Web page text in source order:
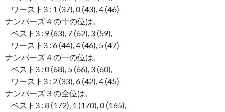
ワースト3 : 1 (37), 0 (43), 4 (46)
ナンバーズ４の十の位は,
ベスト3 : 9 (63), 7 (62), 3 (59),
ワースト3 : 6 (44), 4 (46), 5 (47)
ナンバーズ４の一の位は,
ベスト3 : 0 (68), 5 (66), 3 (60),
ワースト3 : 2 (33), 6 (42), 4 (45)
ナンバーズ３の全位は,
ベスト3 : 8 (172), 1 (170), 0 (165),